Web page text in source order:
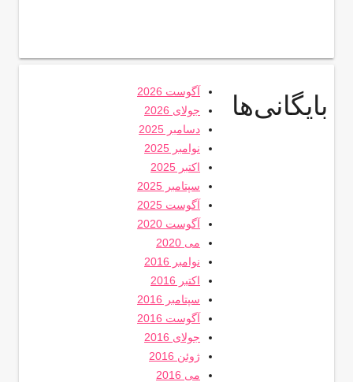
بایگانی‌ها
آگوست 2026
جولای 2026
دسامبر 2025
نوامبر 2025
اکتبر 2025
سپتامبر 2025
آگوست 2025
آگوست 2020
می 2020
نوامبر 2016
اکتبر 2016
سپتامبر 2016
آگوست 2016
جولای 2016
ژوئن 2016
می 2016